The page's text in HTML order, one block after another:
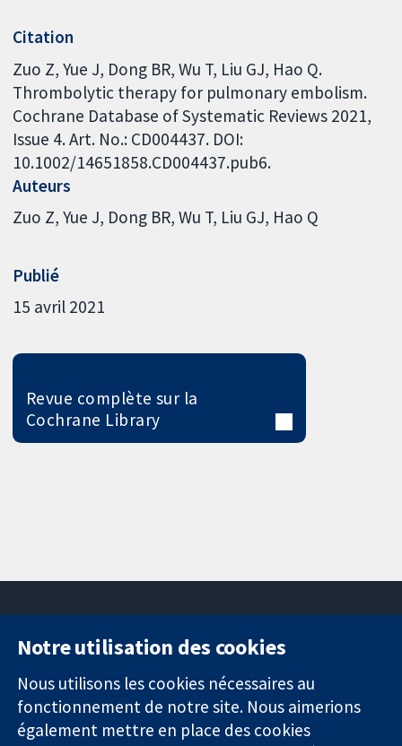
Citation
Zuo Z, Yue J, Dong BR, Wu T, Liu GJ, Hao Q.
Thrombolytic therapy for pulmonary embolism.
Cochrane Database of Systematic Reviews 2021,
Issue 4. Art. No.: CD004437. DOI:
10.1002/14651858.CD004437.pub6.
Auteurs
Zuo Z Yue J Dong BR Wu T Liu GJ Hao Q
Publié
15 avril 2021
Revue complète sur la
Cochrane Library
Des données
probantes.
Des décisions
11-13 Cavendish
Square
Londres
W1G0AN
Royaume-Uni
nous
Actualités
Service de
presse
Notre utilisation des cookies
Nous utilisons les cookies nécessaires au
fonctionnement de notre site. Nous aimerions
également mettre en place des cookies